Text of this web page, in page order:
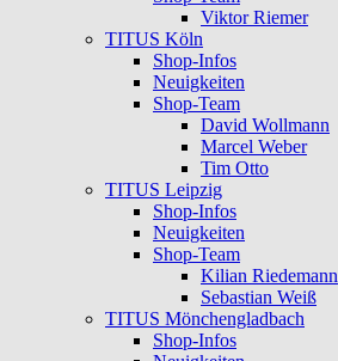
Viktor Riemer
TITUS Köln
Shop-Infos
Neuigkeiten
Shop-Team
David Wollmann
Marcel Weber
Tim Otto
TITUS Leipzig
Shop-Infos
Neuigkeiten
Shop-Team
Kilian Riedemann
Sebastian Weiß
TITUS Mönchengladbach
Shop-Infos